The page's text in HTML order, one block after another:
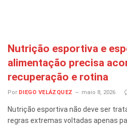
Nutrição esportiva e
alimentação precisa
recuperação e rotina
Por DIEGO VELÁZQUEZ maio 8, 2026
Nutrição esportiva não deve ser
regras extremas voltadas apenas